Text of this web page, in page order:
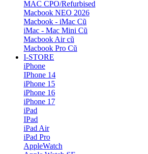
MAC CPO/Refurbised
Macbook NEO 2026
Macbook - iMac Cũ
iMac - Mac Mini Cũ
Macbook Air cũ
Macbook Pro Cũ
I-STORE
iPhone
IPhone 14
iPhone 15
iPhone 16
iPhone 17
iPad
IPad
iPad Air
iPad Pro
AppleWatch